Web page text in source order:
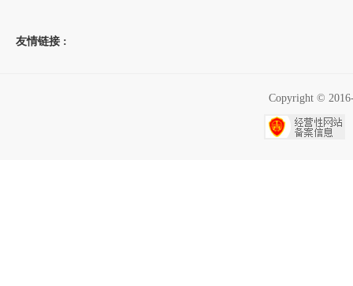
友情链接 :
Copyright ©